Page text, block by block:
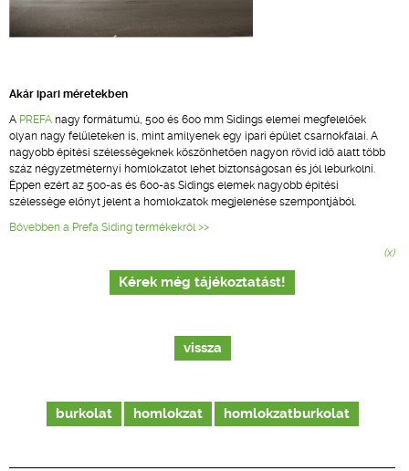
Akár ipari méretekben
A PREFA nagy formátumú, 500 és 600 mm Sidings elemei megfelelőek
olyan nagy felületeken is, mint amilyenek egy ipari épület csarnokfalai. A
nagyobb építési szélességeknek köszönhetően nagyon rövid idő alatt több
száz négyzetméternyi homlokzatot lehet biztonságosan és jól leburkolni.
Éppen ezért az 500-as és 600-as Sidings elemek nagyobb építési
szélessége előnyt jelent a homlokzatok megjelenése szempontjából.
Bővebben a Prefa Siding termékekről >>
(x)
Kérek még tájékoztatást!
vissza
burkolat homlokzat homlokzatburkolat